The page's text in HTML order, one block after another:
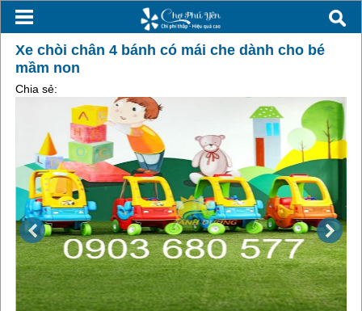
Xe chòi chân 4 bánh có mái che dành cho bé
mầm non
Chia sẻ: